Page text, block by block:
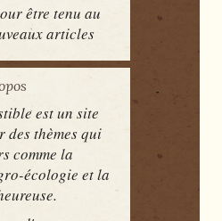
être tenu au
articles
est un site
thèmes qui
comme la
écologie et la